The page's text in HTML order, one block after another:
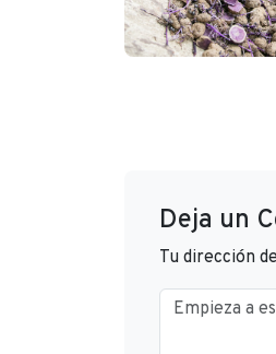
Deja un
Tu dirección